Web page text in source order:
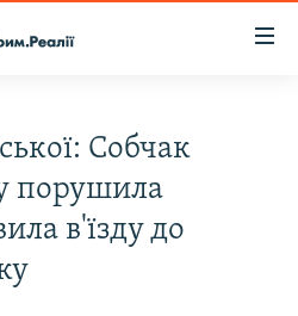
Собчак
порушила
в'їзду до